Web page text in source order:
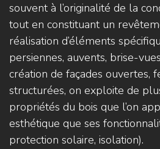
souvent à l’originalité de la
tout en constituant un
réalisation d’éléments
persiennes, auvents, brise-
création de façades ouvertes,
structurées, on exploite de
propriétés du bois que l’on
esthétique que ses
protection solaire, isolation).